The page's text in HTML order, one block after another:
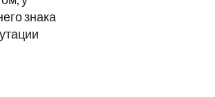
знака